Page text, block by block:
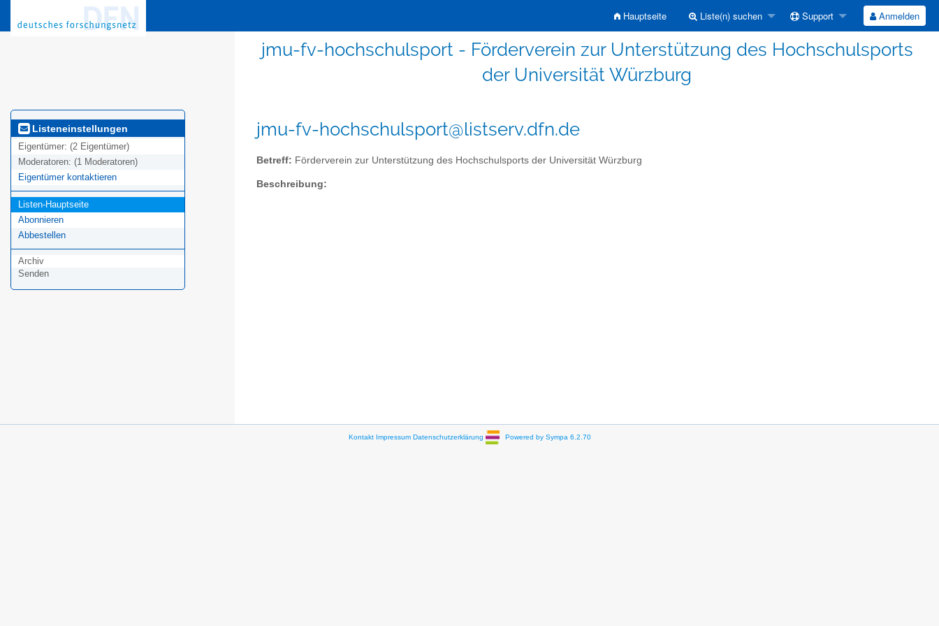
Hauptseite Liste(n) suchen Support Anmelden
jmu-fv-hochschulsport - Förderverein zur Unterstützung des Hochschulsports
der Universität Würzburg
Listeneinstellungen
Eigentümer: (2 Eigentümer)
Moderatoren: (1 Moderatoren)
Eigentümer kontaktieren
Listen-Hauptseite
Abonnieren
Abbestellen
Archiv
Senden
jmu-fv-hochschulsport@listserv.dfn.de
Betreff: Förderverein zur Unterstützung des Hochschulsports der Universität Würzburg
Beschreibung:
Kontakt Impressum Datenschutzerklärung Powered by Sympa 6.2.70